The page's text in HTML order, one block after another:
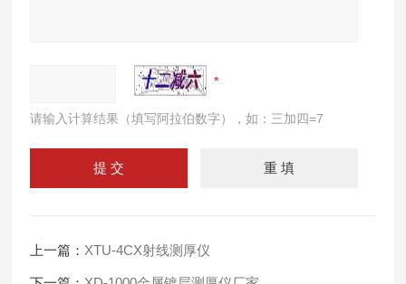
请输入计算结果（填写阿拉伯数字），如：三加四=7
上一篇：XTU-4CX射线测厚仪